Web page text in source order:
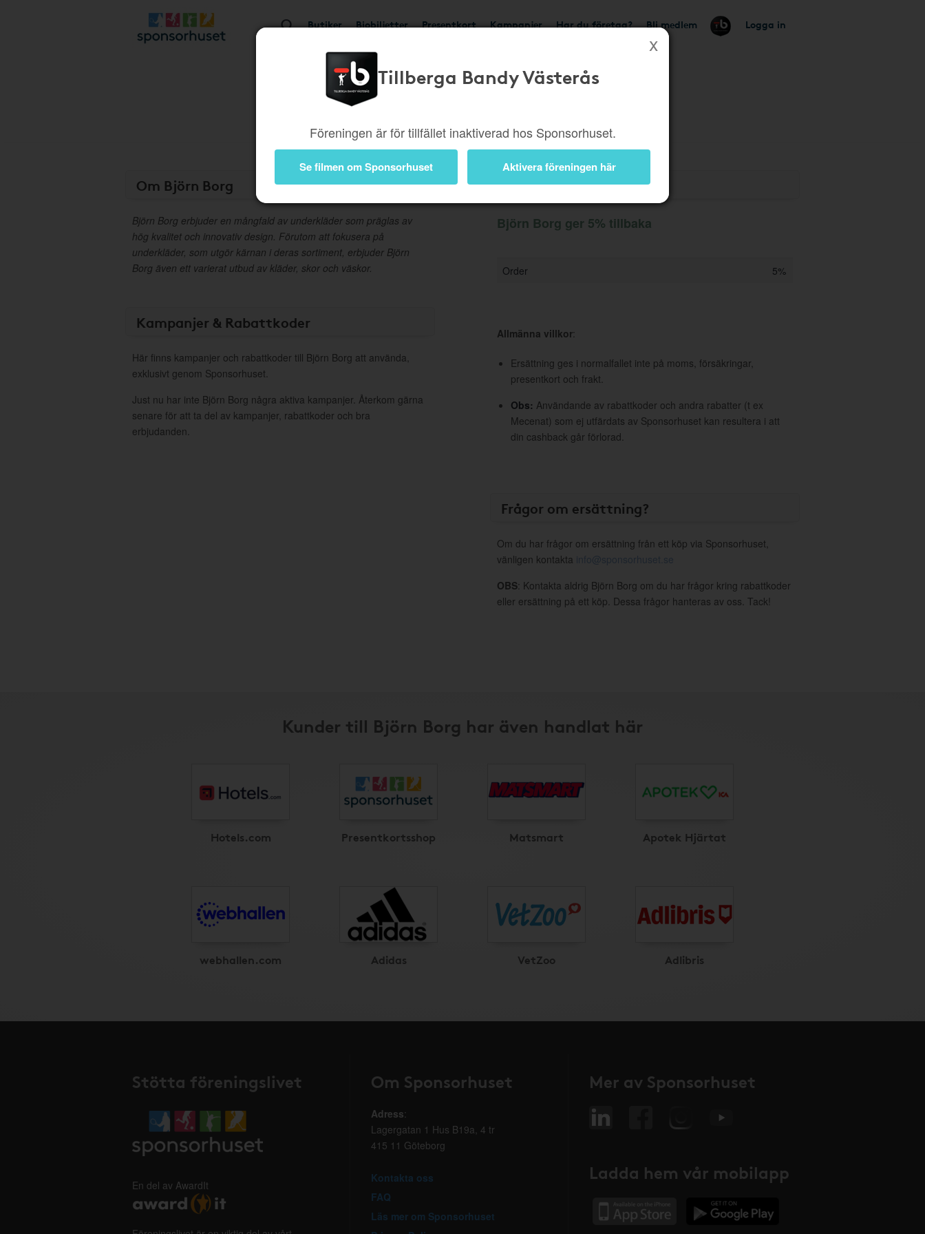
Butiker Biobiljetter Presentkort Kampanjer Har du företag? Bli medlem Logga in
Tillberga Bandy Västerås
Föreningen är för tillfället inaktiverad hos Sponsorhuset.
Se filmen om Sponsorhuset Aktivera föreningen här
Om Björn Borg
Björn Borg erbjuder en mångfald av underkläder som präglas av
hög kvalitet och innovativ design. Förutom att fokusera på
underkläder, som utgör kärnan i deras sortiment, erbjuder Björn
Borg även ett varierat utbud av kläder, skor och väskor.
Kampanjer & Rabattkoder
Här finns kampanjer och rabattkoder till Björn Borg att använda,
exklusivt genom Sponsorhuset.
Just nu har inte Björn Borg några aktiva kampanjer. Återkom gärna
senare för att ta del av kampanjer, rabattkoder och bra
erbjudanden.
Information
Björn Borg ger 5% tillbaka
Order 5%
Allmänna villkor:
Ersättning ges i normalfallet inte på moms, försäkringar,
presentkort och frakt.
Obs: Användande av rabattkoder och andra rabatter (t ex
Mecenat) som ej utfärdats av Sponsorhuset kan resultera i att
din cashback går förlorad.
Frågor om ersättning?
Om du har frågor om ersättning från ett köp via Sponsorhuset,
vänligen kontakta info@sponsorhuset.se
OBS: Kontakta aldrig Björn Borg om du har frågor kring rabattkoder
eller ersättning på ett köp. Dessa frågor hanteras av oss. Tack!
Kunder till Björn Borg har även handlat här
Hotels.com Presentkortsshop Matsmart Apotek Hjärtat
webhallen.com Adidas VetZoo Adlibris
Stötta föreningslivet
En del av AwardIt
Om Sponsorhuset
Adress:
Lagergatan 1 Hus B19a, 4 tr
415 11 Göteborg
Kontakta oss
FAQ
Läs mer om Sponsorhuset
Mer av Sponsorhuset
Ladda hem vår mobilapp